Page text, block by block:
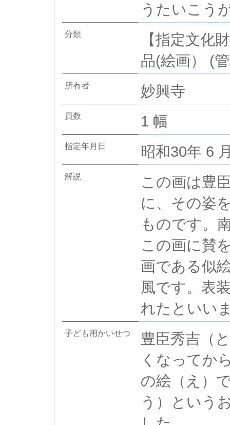
うたいこう
分類
【指定文化
品(絵画） (
所有者 妙興寺
員数 1 幅
指定年月日 昭和30年 6
解説
この画は豊
に、その姿
ものです。
この画に賛
画である似
風です。表
れたといい
子ども用かいせつ
豊臣秀吉（
くなってか
の絵（え）
う）という